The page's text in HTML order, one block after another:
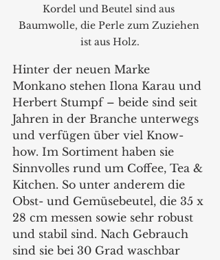
Kordel und Beutel sind aus
Baumwolle, die Perle zum Zuziehen
ist aus Holz.
Hinter der neuen Marke
Monkano stehen Ilona Karau und
Herbert Stumpf – beide sind seit
Jahren in der Branche unterwegs
und verfügen über viel Know-
how. Im Sortiment haben sie
Sinnvolles rund um Coffee, Tea &
Kitchen. So unter anderem die
Obst- und Gemüsebeutel, die 35 x
28 cm messen sowie sehr robust
und stabil sind. Nach Gebrauch
sind sie bei 30 Grad waschbar